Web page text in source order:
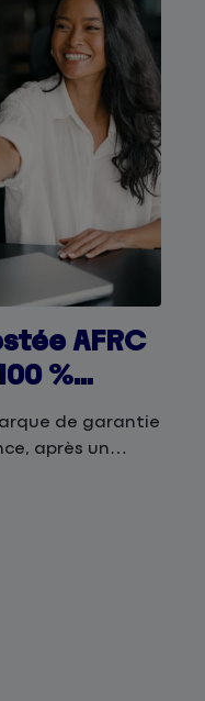
AFRC
%
de garantie
après un